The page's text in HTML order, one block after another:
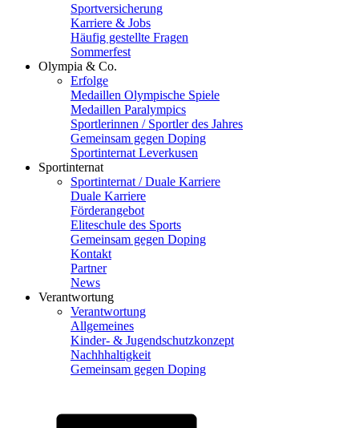
Sportversicherung
Karriere & Jobs
Häufig gestellte Fragen
Sommerfest
Olympia & Co.
Erfolge
Medaillen Olympische Spiele
Medaillen Paralympics
Sportlerinnen / Sportler des Jahres
Gemeinsam gegen Doping
Sportinternat Leverkusen
Sportinternat
Sportinternat / Duale Karriere
Duale Karriere
Förderangebot
Eliteschule des Sports
Gemeinsam gegen Doping
Kontakt
Partner
News
Verantwortung
Verantwortung
Allgemeines
Kinder- & Jugendschutzkonzept
Nachhhaltigkeit
Gemeinsam gegen Doping